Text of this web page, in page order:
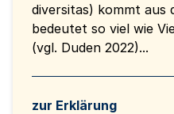
diversitas) kommt aus
bedeutet so viel wie
(vgl. Duden 2022)...
zur Erklärung